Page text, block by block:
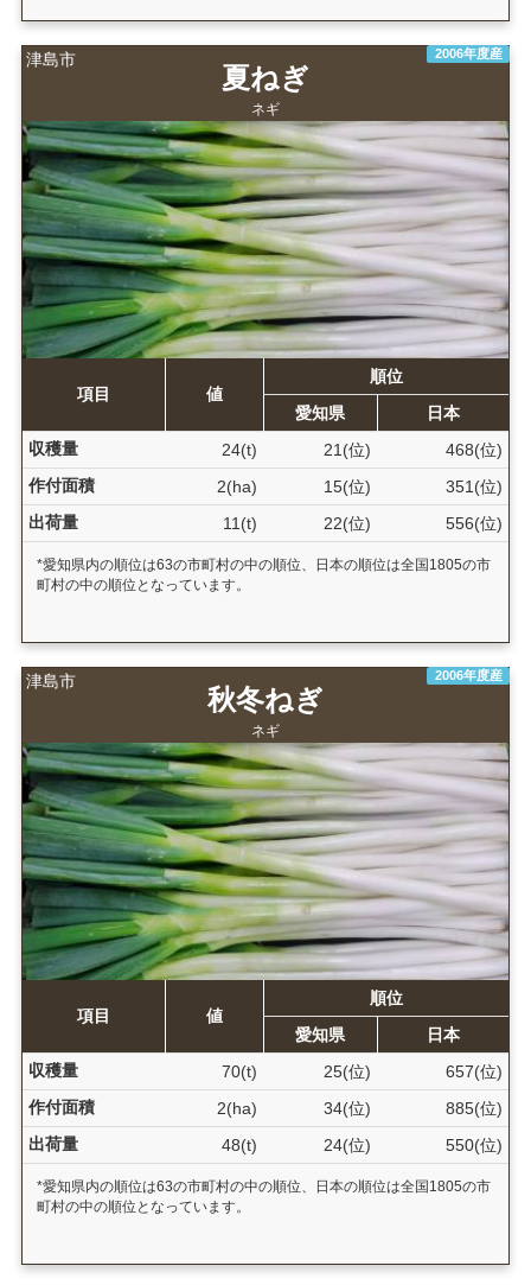
津島市 2006年度産
夏ねぎ
ネギ
項目 値
順位
愛知県
日本
収穫量
24(t) 21(位)
468(位)
作付面積
2(ha) 15(位)
351(位)
出荷量
11(t) 22(位) 556(位)
*愛知県内の順位は63の市町村の中の順位、日本の順位は全国1805の市
町村の中の順位となっています。
津島市 2006年度産
秋冬ねぎ
ネギ
項目 値
順位
愛知県
日本
収穫量
70(t) 25(位)
657(位)
作付面積
2(ha) 34(位)
885(位)
出荷量
48(t) 24(位) 550(位)
*愛知県内の順位は63の市町村の中の順位、日本の順位は全国1805の市
町村の中の順位となっています。